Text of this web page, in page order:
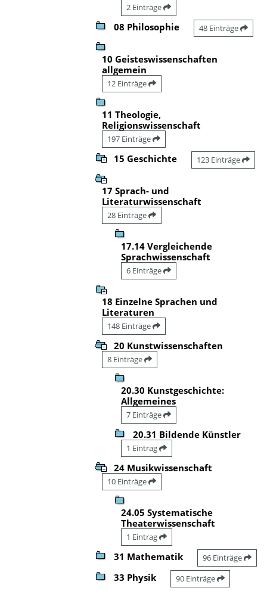
2 Einträge
08 Philosophie 48 Einträge
10 Geisteswissenschaften
allgemein
12 Einträge
11 Theologie,
Religionswissenschaft
197 Einträge
15 Geschichte 123 Einträge
17 Sprach- und
Literaturwissenschaft
28 Einträge
17.14 Vergleichende
Sprachwissenschaft
6 Einträge
18 Einzelne Sprachen und
Literaturen
148 Einträge
20 Kunstwissenschaften
8 Einträge
20.30 Kunstgeschichte:
Allgemeines
7 Einträge
20.31 Bildende Künstler
1 Eintrag
24 Musikwissenschaft
10 Einträge
24.05 Systematische
Theaterwissenschaft
1 Eintrag
31 Mathematik 96 Einträge
33 Physik 90 Einträge